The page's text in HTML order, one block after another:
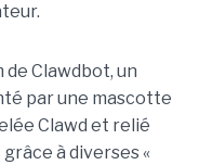
de Clawdbot, un
par une mascotte
Clawd et relié
à diverses «